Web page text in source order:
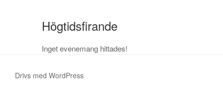
Högtidsfirande
Inget evenemang hittades!
Drivs med WordPress